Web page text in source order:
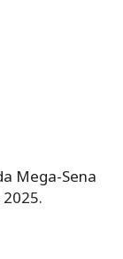
Mega-Sena